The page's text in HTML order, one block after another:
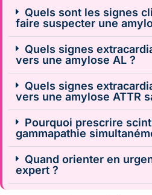
Quels sont les signes
faire suspecter une
Quels signes
vers une amylose AL ?
Quels signes
vers une amylose ATTR
Pourquoi prescrire
gammapathie
Quand orienter en
expert ?